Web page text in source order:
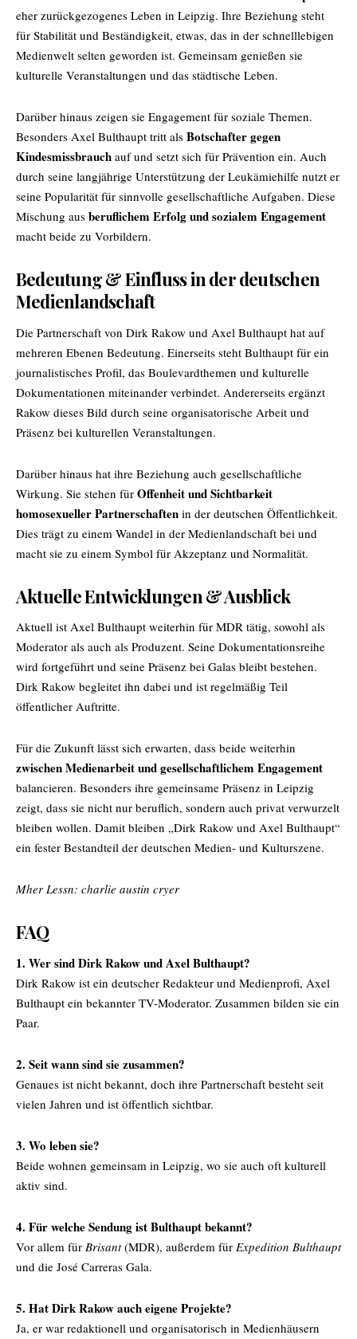
eher zurückgezogenes Leben in Leipzig. Ihre Beziehung steht
für Stabilität und Beständigkeit, etwas, das in der schnelllebigen
Medienwelt selten geworden ist. Gemeinsam genießen sie
kulturelle Veranstaltungen und das städtische Leben.
Darüber hinaus zeigen sie Engagement für soziale Themen.
Besonders Axel Bulthaupt tritt als Botschafter gegen
Kindesmissbrauch auf und setzt sich für Prävention ein. Auch
durch seine langjährige Unterstützung der Leukämiehilfe nutzt er
seine Popularität für sinnvolle gesellschaftliche Aufgaben. Diese
Mischung aus beruflichem Erfolg und sozialem Engagement
macht beide zu Vorbildern.
Bedeutung & Einfluss in der deutschen
Medienlandschaft
Die Partnerschaft von Dirk Rakow und Axel Bulthaupt hat auf
mehreren Ebenen Bedeutung. Einerseits steht Bulthaupt für ein
journalistisches Profil, das Boulevardthemen und kulturelle
Dokumentationen miteinander verbindet. Andererseits ergänzt
Rakow dieses Bild durch seine organisatorische Arbeit und
Präsenz bei kulturellen Veranstaltungen.
Darüber hinaus hat ihre Beziehung auch gesellschaftliche
Wirkung. Sie stehen für Offenheit und Sichtbarkeit
homosexueller Partnerschaften in der deutschen Öffentlichkeit.
Dies trägt zu einem Wandel in der Medienlandschaft bei und
macht sie zu einem Symbol für Akzeptanz und Normalität.
Aktuelle Entwicklungen & Ausblick
Aktuell ist Axel Bulthaupt weiterhin für MDR tätig, sowohl als
Moderator als auch als Produzent. Seine Dokumentationsreihe
wird fortgeführt und seine Präsenz bei Galas bleibt bestehen.
Dirk Rakow begleitet ihn dabei und ist regelmäßig Teil
öffentlicher Auftritte.
Für die Zukunft lässt sich erwarten, dass beide weiterhin
zwischen Medienarbeit und gesellschaftlichem Engagement
balancieren. Besonders ihre gemeinsame Präsenz in Leipzig
zeigt, dass sie nicht nur beruflich, sondern auch privat verwurzelt
bleiben wollen. Damit bleiben „Dirk Rakow und Axel Bulthaupt“
ein fester Bestandteil der deutschen Medien- und Kulturszene.
Mher Lessn: charlie austin cryer
FAQ
1. Wer sind Dirk Rakow und Axel Bulthaupt?
Dirk Rakow ist ein deutscher Redakteur und Medienprofi, Axel
Bulthaupt ein bekannter TV-Moderator. Zusammen bilden sie ein
Paar.
2. Seit wann sind sie zusammen?
Genaues ist nicht bekannt, doch ihre Partnerschaft besteht seit
vielen Jahren und ist öffentlich sichtbar.
3. Wo leben sie?
Beide wohnen gemeinsam in Leipzig, wo sie auch oft kulturell
aktiv sind.
4. Für welche Sendung ist Bulthaupt bekannt?
Vor allem für Brisant(MDR), außerdem für Expedition Bulthaupt
und die José Carreras Gala.
5. Hat Dirk Rakow auch eigene Projekte?
Ja, er war redaktionell und organisatorisch in Medienhäusern